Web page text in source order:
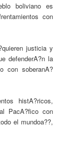
boliviano es
con
justicia y
defenderA?n la
con soberanA?
histA?ricos,
PacA?fico con
el mundoa??,